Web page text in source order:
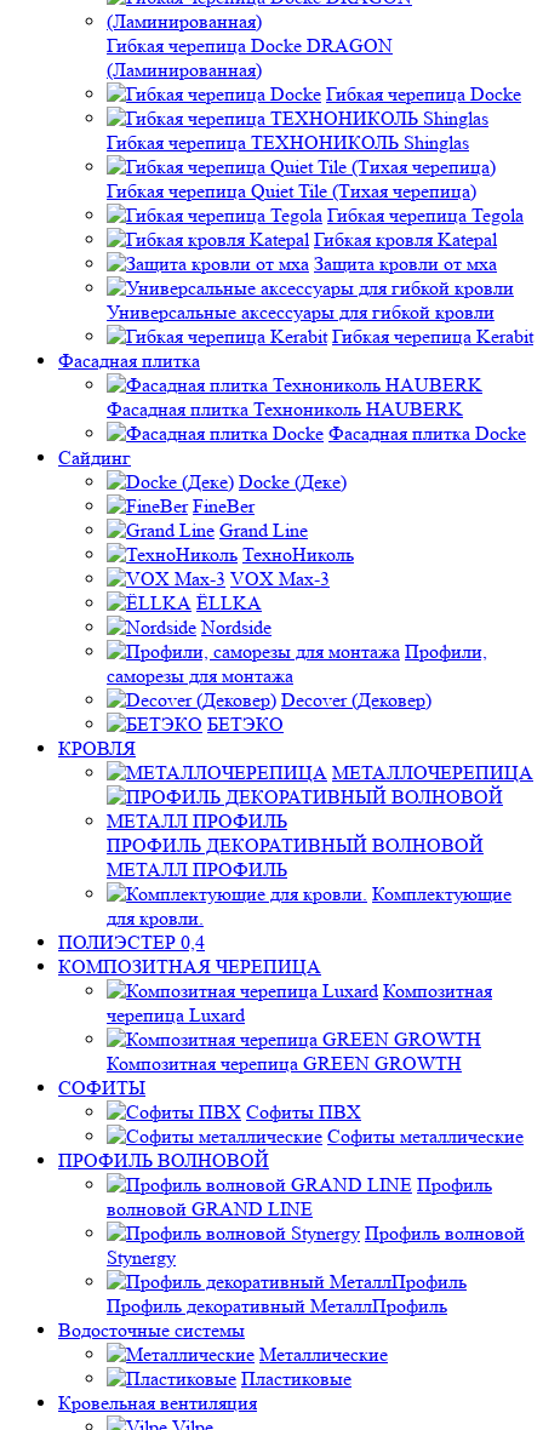
Гибкая черепица Docke DRAGON
(Ламинированная)
Гибкая черепица Docke
Гибкая черепица ТЕХНОНИКОЛЬ Shinglas
Гибкая черепица Quiet Tile (Тихая черепица)
Гибкая черепица Tegola
Гибкая кровля Katepal
Защита кровли от мха
Универсальные аксессуары для гибкой кровли
Гибкая черепица Kerabit
Фасадная плитка
Фасадная плитка Технониколь HAUBERK
Фасадная плитка Docke
Сайдинг
Docke (Деке)
FineBer
Grand Line
ТехноНиколь
VOX Max-3
ЁLLKA
Nordside
Профили,
саморезы для монтажа
Decover (Дековер)
БЕТЭКО
КРОВЛЯ
МЕТАЛЛОЧЕРЕПИЦА
ПРОФИЛЬ ДЕКОРАТИВНЫЙ ВОЛНОВОЙ
МЕТАЛЛ ПРОФИЛЬ
Комплектующие
для кровли.
ПОЛИЭСТЕР 0,4
КОМПОЗИТНАЯ ЧЕРЕПИЦА
Композитная
черепица Luxard
Композитная черепица GREEN GROWTH
СОФИТЫ
Софиты ПВХ
Софиты металлические
ПРОФИЛЬ ВОЛНОВОЙ
Профиль
волновой GRAND LINE
Профиль волновой
Stynergy
Профиль декоративный МеталлПрофиль
Водосточные системы
Металлические
Пластиковые
Кровельная вентиляция